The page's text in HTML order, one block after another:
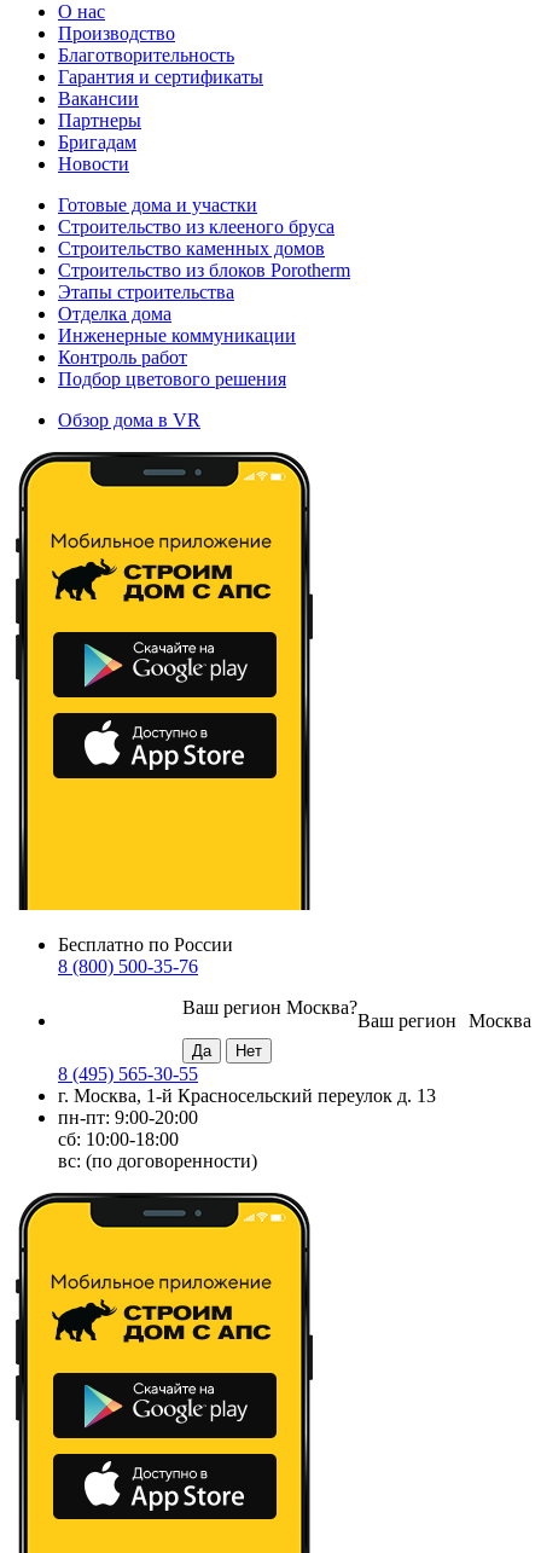
О нас
Производство
Благотворительность
Гарантия и сертификаты
Вакансии
Партнеры
Бригадам
Новости
Готовые дома и участки
Строительство из клееного бруса
Строительство каменных домов
Строительство из блоков Porotherm
Этапы строительства
Отделка дома
Инженерные коммуникации
Контроль работ
Подбор цветового решения
Обзор дома в VR
Бесплатно по России
8 (800) 500-35-76
Москва
Ваш регион
Ваш регион Москва?
8 (495) 565-30-55
г. Москва, 1-й Красносельский переулок д. 13
пн-пт: 9:00-20:00
сб: 10:00-18:00
вс: (по договоренности)